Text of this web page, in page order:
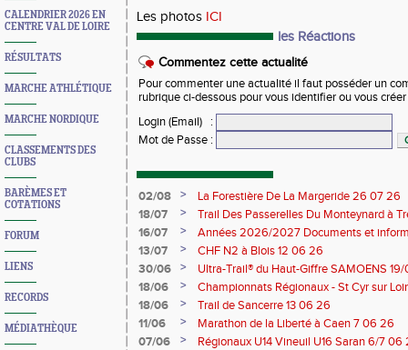
CALENDRIER 2026 EN
CENTRE VAL DE LOIRE
RÉSULTATS
MARCHE ATHLÉTIQUE
MARCHE NORDIQUE
CLASSEMENTS DES
CLUBS
BARÈMES ET
COTATIONS
FORUM
LIENS
RECORDS
MÉDIATHÈQUE
Les photos ICI
les Réactions
Commentez cette actualité
Pour commenter une actualité il faut posséder un
rubrique ci-dessous pour vous identifier ou vous
Login (Email)
:
Mot de Passe :
02/08 >
La Forestière De La Margeride 26 07 26
18/07
>
Trail Des Passerelles Du Monteynard à
16/07
>
Années 2026/2027 Documents et
13/07
>
CHF N2 à Blois 12 06 26
30/06
>
Ultra-Trail® du Haut-Giffre SAMOENS
18/06
>
Championnats Régionaux - St Cyr sur
Saran 13/14 06 26
18/06 >
Trail de Sancerre 13 06 26
11/06
>
Marathon de la Liberté à Caen 7 06 26
07/06
>
Régionaux U14 Vineuil U16 Saran 6/7 06